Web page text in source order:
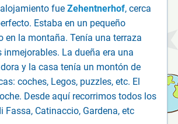
alojamiento fueZehentnerhof, cerca
Estaba en un pequeño
en la montaña. Tenía una terraza
inmejorables. La dueña era una
y la casa tenía un montón de
coches, Legos, puzzles, etc. El
Desde aquí recorrimos todos los
Fassa, Catinaccio, Gardena, etc